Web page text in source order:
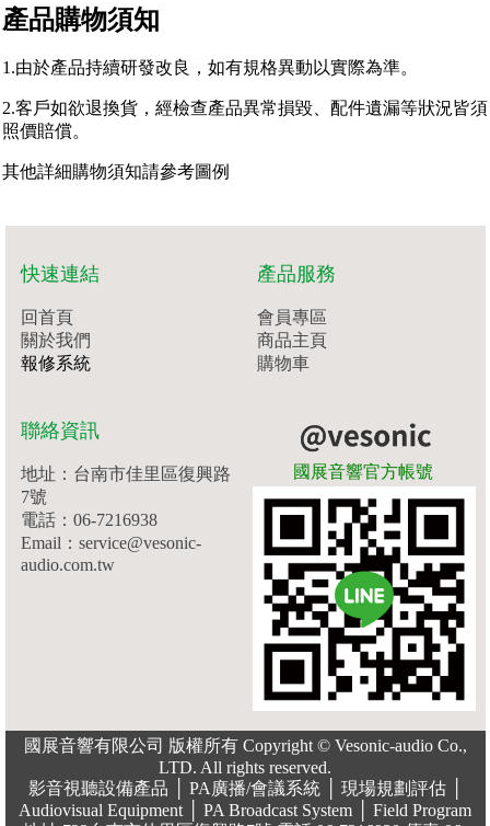
產品購物須知
1.由於產品持續研發改良，如有規格異動以實際為準。
2.客戶如欲退換貨，經檢查產品異常損毀、配件遺漏等狀況皆須
照價賠償。
其他詳細購物須知請參考圖例
快速連結
回首頁
關於我們
報修系統
產品服務
會員專區
商品主頁
購物車
聯絡資訊
地址：台南市佳里區復興路
7號
電話：06-7216938
Email：service@vesonic-
audio.com.tw
國展音響官方帳號
國展音響有限公司 版權所有 Copyright © Vesonic-audio Co.,
LTD. All rights reserved.
影音視聽設備產品 │ PA廣播/會議系統 │ 現場規劃評估 │
Audiovisual Equipment │ PA Broadcast System │ Field Program